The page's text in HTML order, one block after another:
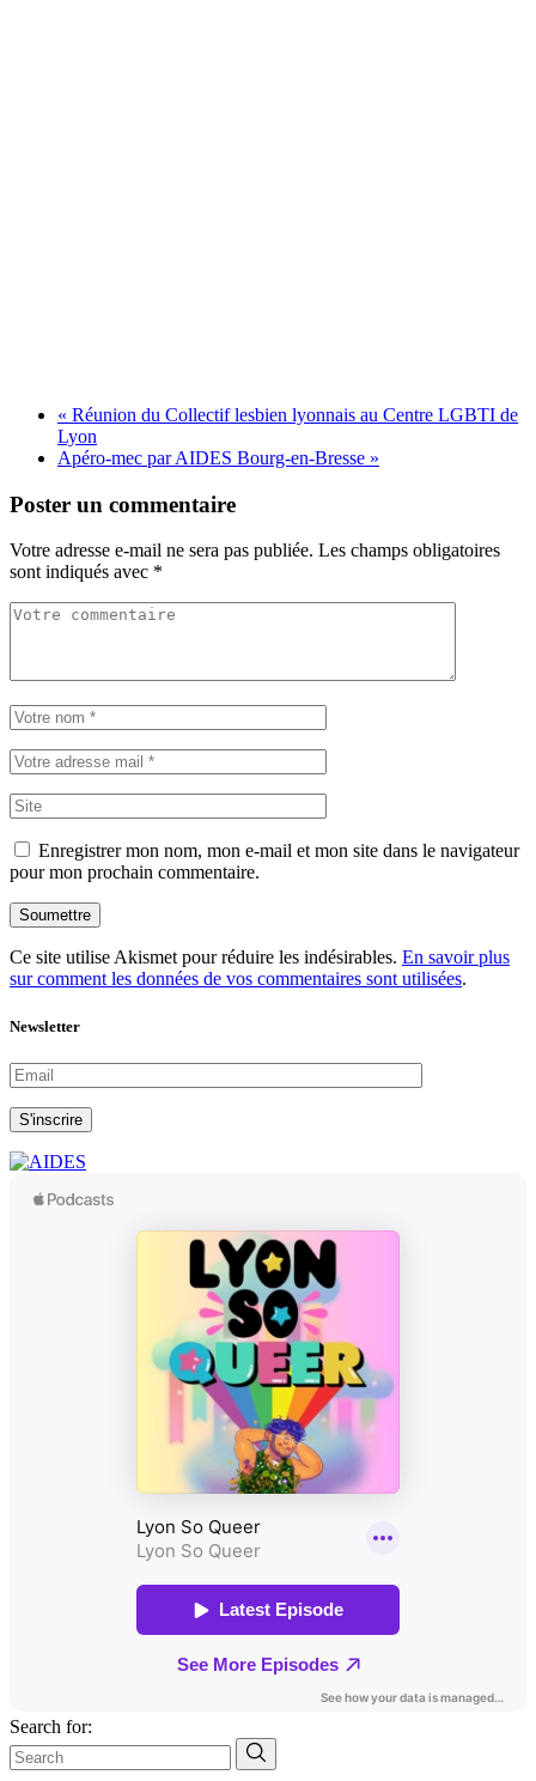
« Réunion du Collectif lesbien lyonnais au Centre LGBTI de
Lyon
Apéro-mec par AIDES Bourg-en-Bresse »
Poster un commentaire
Votre adresse e-mail ne sera pas publiée. Les champs obligatoires
sont indiqués avec *
Enregistrer mon nom, mon e-mail et mon site dans le navigateur
pour mon prochain commentaire.
Soumettre
Ce site utilise Akismet pour réduire les indésirables. En savoir plus
sur comment les données de vos commentaires sont utilisées.
Newsletter
S'inscrire
Search for: